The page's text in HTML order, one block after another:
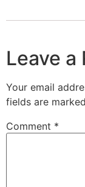
Leave a
Your email
fields are marked
Comment *